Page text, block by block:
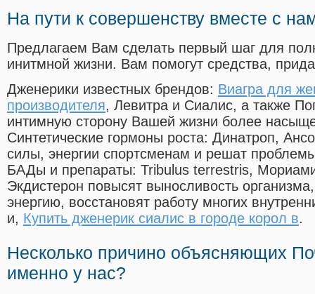
На пути к совершенству вместе с
Предлагаем Вам сделать первый шаг для
инитмной жизни. Вам помогут средства,
Дженерики известных брендов: Виагра для
производителя, Левитра и Сиалис, а также
интимную сторону Вашей жизни более
Синтетические гормоны роста: Динатроп,
силы, энергии спортсменам и решат
БАДы и препараты: Tribulus terrestris,
Экдистерон повысят выносливость
энергию, восстановят работу многих
и, Купить дженерик сиалис в городе корол в.
Несколько причино объясняющих
именно у нас?